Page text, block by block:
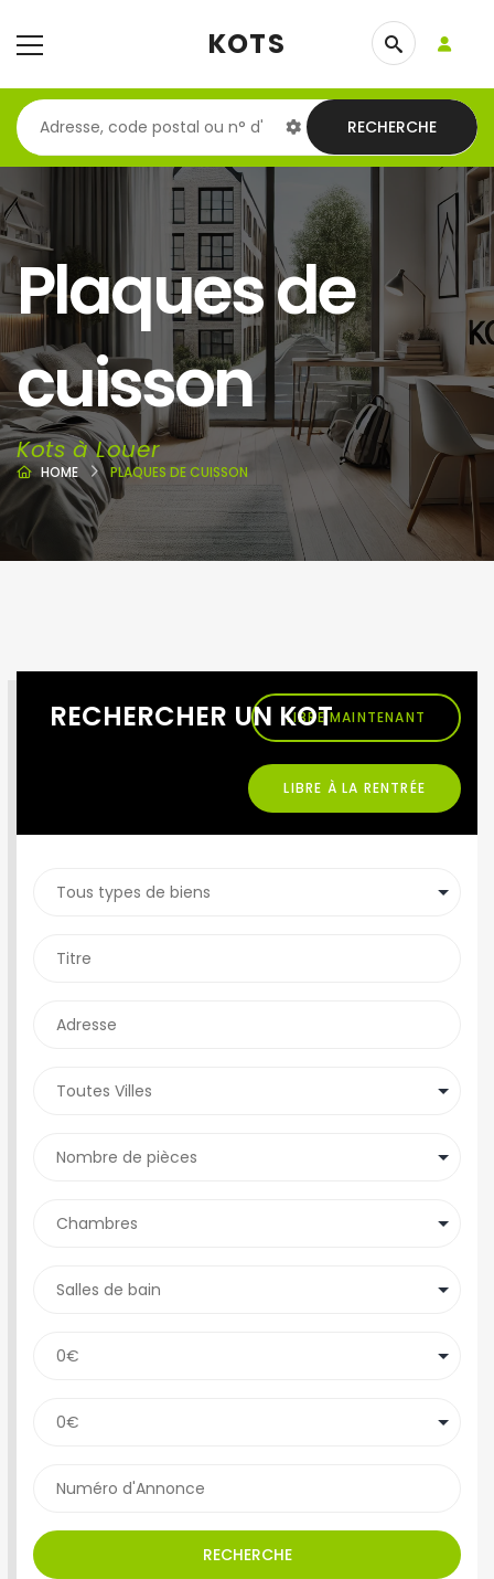
KOTS
RECHERCHE
Plaques de
cuisson
Kots à Louer
HOME PLAQUES DE CUISSON
RECHERCHER UN KOTLIBRE MAINTENANT
LIBRE À LA RENTRÉE
RECHERCHE